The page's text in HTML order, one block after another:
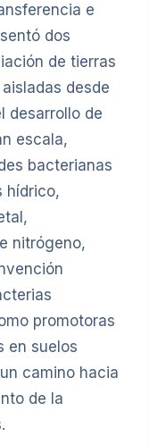
e
dos
de tierras
desde
desarrollo de
escala,
bacterianas
hídrico,
nitrógeno,
promotoras
en suelos
camino hacia
de la